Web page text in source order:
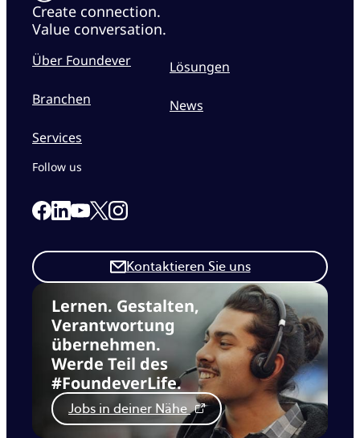
Create connection.
Value conversation.
Über Foundever
Branchen
Services
Lösungen
News
Lernen. Gestalten,
Verantwortung
übernehmen.
Werde Teil des
#FoundeverLife.
Jobs in deiner Nähe
Kontaktieren Sie uns
Follow us
Link to our Facebook page
Link to our Linkedin page
Link to our Youtube page
Link to our X page
Link to our Instagram page